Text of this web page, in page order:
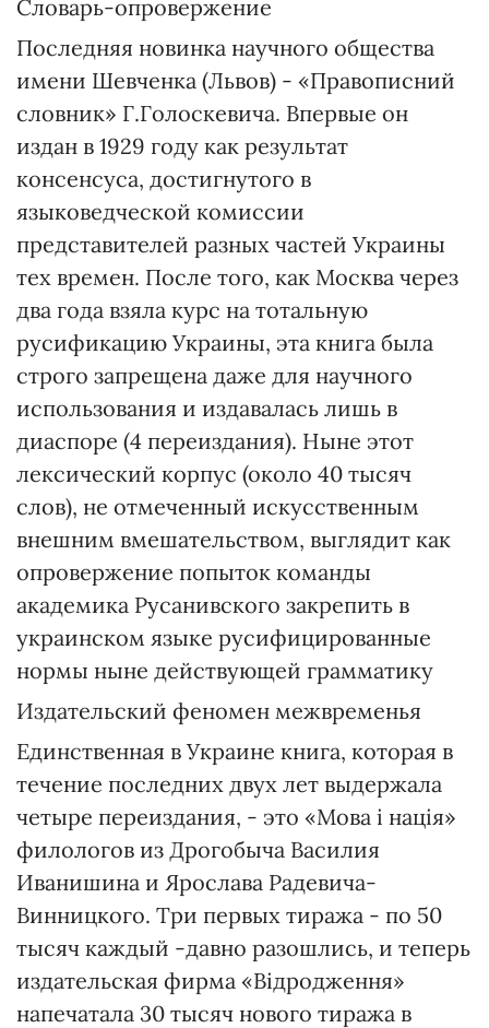
Словарь-опровержение
Последняя новинка научного общества
имени Шевченка (Львов) - «Правописний
словник» Г.Голоскевича. Впервые он
издан в 1929 году как результат
консенсуса, достигнутого в
языковедческой комиссии
представителей разных частей Украины
тех времен. После того, как Москва через
два года взяла курс на тотальную
русификацию Украины, эта книга была
строго запрещена даже для научного
использования и издавалась лишь в
диаспоре (4 переиздания). Ныне этот
лексический корпус (около 40 тысяч
слов), не отмеченный искусственным
внешним вмешательством, выглядит как
опровержение попыток команды
академика Русанивского закрепить в
украинском языке русифицированные
нормы ныне действующей грамматику
Издательский феномен межвременья
Единственная в Украине книга, которая в
течение последних двух лет выдержала
четыре переиздания, - это «Мова і нація»
филологов из Дрогобыча Василия
Иванишина и Ярослава Радевича-
Винницкого. Три первых тиража - по 50
тысяч каждый -давно разошлись, и теперь
издательская фирма «Відродження»
напечатала 30 тысяч нового тиража в